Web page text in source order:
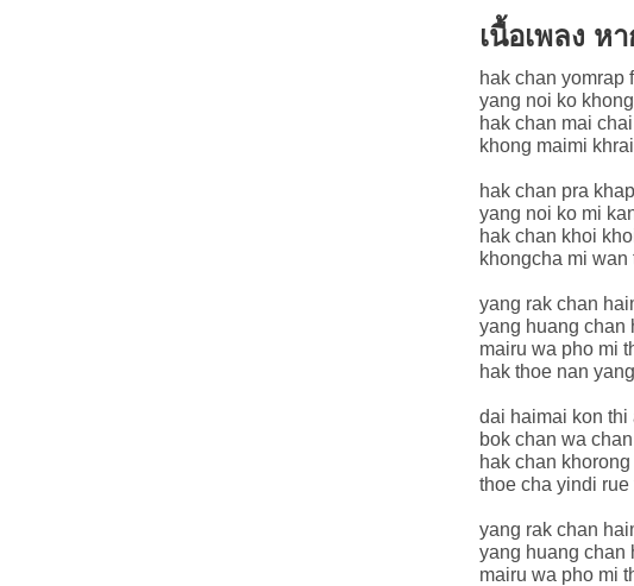
เนื้อเพลง ห
hak chan yomrap
yang noi ko
hak chan mai
khong maimi
hak chan pra
yang noi ko mi
hak chan khoi
khongcha mi
yang rak chan
yang huang chan
mairu wa pho mi
hak thoe nan
dai haimai kon thi
bok chan wa
hak chan
thoe cha yindi
yang rak chan
yang huang chan
mairu wa pho mi